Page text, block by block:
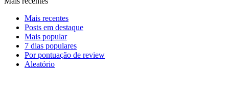
Mais recentes
Posts em destaque
Mais popular
7 dias populares
Por pontuação de review
Aleatório